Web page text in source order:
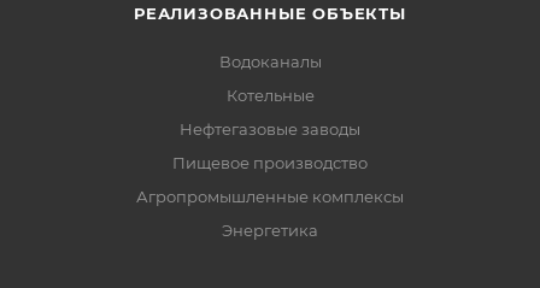
РЕАЛИЗОВАННЫЕ ОБЪЕКТЫ
Водоканалы
Котельные
Нефтегазовые заводы
Пищевое производство
Агропромышленные комплексы
Энергетика